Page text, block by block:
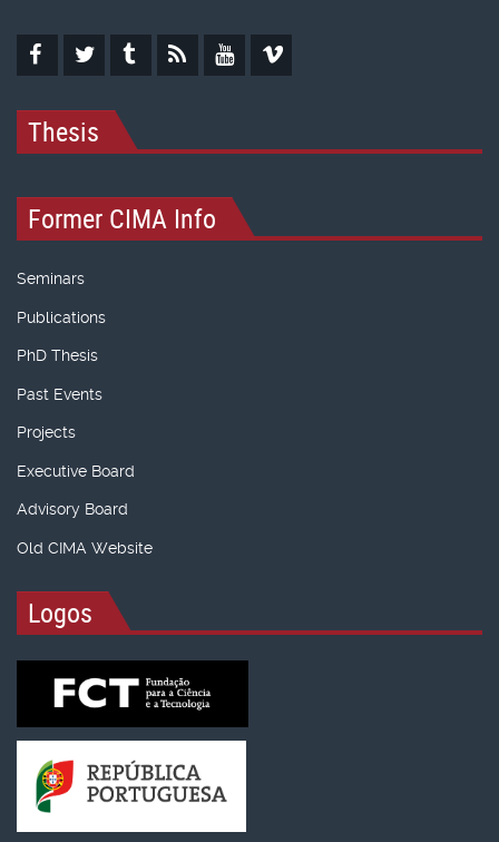
Thesis
Former CIMA Info
Seminars
Publications
PhD Thesis
Past Events
Projects
Executive Board
Advisory Board
Old CIMA Website
Logos